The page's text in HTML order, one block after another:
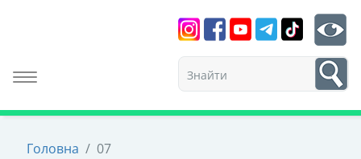
Toggle navigation
1
Головна / 07